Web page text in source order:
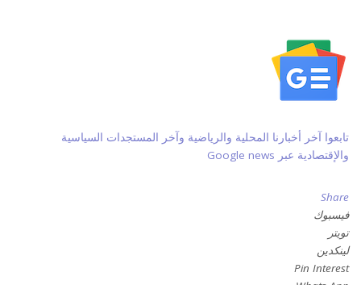
تابعوا آخر أخبارنا المحلية والرياضية وآخر المستجدات السياسية
والإقتصادية عبر Google news
Share
فيسبوك
تويتر
لينكدين
Pin Interest